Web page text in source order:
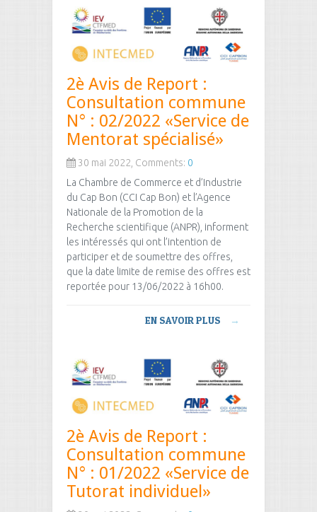
2è Avis de Report :
Consultation commune
N° : 02/2022 «Service de
Mentorat spécialisé»
30 mai 2022, Comments: 0
La Chambre de Commerce et d’Industrie
du Cap Bon (CCI Cap Bon) et l’Agence
Nationale de la Promotion de la
Recherche scientifique (ANPR), informent
les intéressés qui ont l’intention de
participer et de soumettre des offres,
que la date limite de remise des offres est
reportée pour 13/06/2022 à 16h00.
EN SAVOIR PLUS →
2è Avis de Report :
Consultation commune
N° : 01/2022 «Service de
Tutorat individuel»